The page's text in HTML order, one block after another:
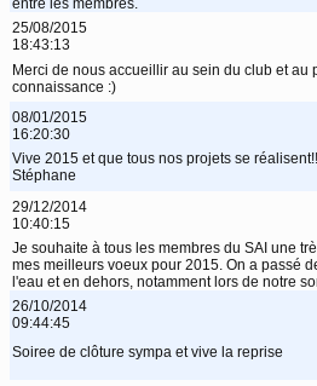
entre les membres.
25/08/2015
18:43:13
Merci de nous accueillir au sein du club et au
connaissance :)
08/01/2015
16:20:30
Vive 2015 et que tous nos projets se
Stéphane
29/12/2014
10:40:15
Je souhaite à tous les membres du SAI une
mes meilleurs voeux pour 2015. On a passé
l'eau et en dehors, notamment lors de notre
26/10/2014
09:44:45
Soiree de clôture sympa et vive la reprise